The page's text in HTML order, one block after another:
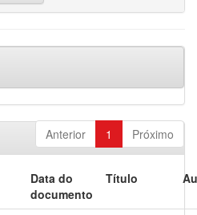
Anterior 1 Próximo
Data do
documento
Título